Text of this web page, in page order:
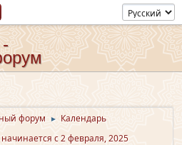
форум ► Календарь
с 2 февраля, 2025